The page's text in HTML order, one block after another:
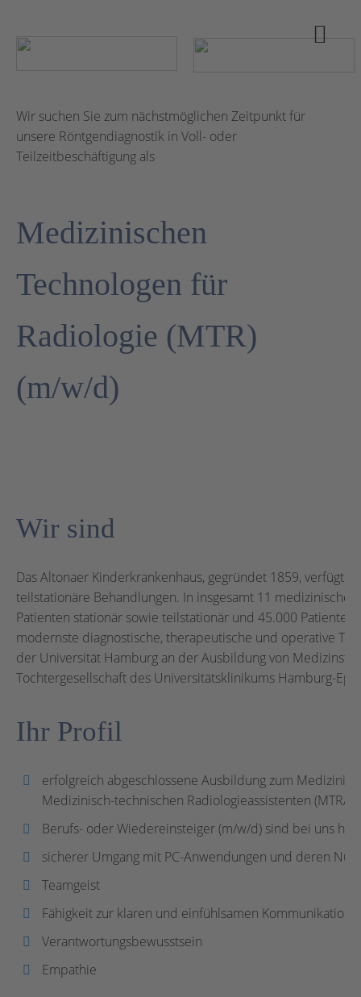
Wir suchen Sie zum nächstmöglichen Zeitpunkt für
unsere Röntgendiagnostik in Voll- oder
Teilzeitbeschäftigung als
Medizinischen
Technologen für
Radiologie (MTR)
(m/w/d)
Wir sind
Das Altonaer Kinderkrankenhaus, gegründet 1859, verfügt
teilstationäre Behandlungen. In insgesamt 11
Patienten stationär sowie teilstationär und 45.000
modernste diagnostische, therapeutische und operative
der Universität Hamburg an der Ausbildung von
Tochtergesellschaft des Universitätsklinikums Hamburg-
Ihr Profil
erfolgreich abgeschlossene Ausbildung zum
Medizinisch-technischen Radiologieassistenten
Berufs- oder Wiedereinsteiger (m/w/d) sind bei uns
sicherer Umgang mit PC-Anwendungen und deren
Teamgeist
Fähigkeit zur klaren und einfühlsamen Kommunikation
Verantwortungsbewusstsein
Empathie